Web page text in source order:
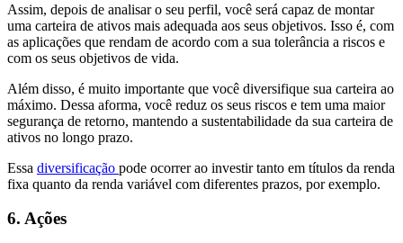
Assim, depois de analisar o seu perfil, você será capaz de montar
uma carteira de ativos mais adequada aos seus objetivos. Isso é, com
as aplicações que rendam de acordo com a sua tolerância a riscos e
com os seus objetivos de vida.
Além disso, é muito importante que você diversifique sua carteira ao
máximo. Dessa aforma, você reduz os seus riscos e tem uma maior
segurança de retorno, mantendo a sustentabilidade da sua carteira de
ativos no longo prazo.
Essa diversificação pode ocorrer ao investir tanto em títulos da renda
fixa quanto da renda variável com diferentes prazos, por exemplo.
6. Ações